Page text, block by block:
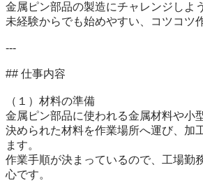
金属ピン部品の製造にチャレンジしよう
未経験からでも始めやすい、コツコツ
---
## 仕事内容
（１）材料の準備
金属ピン部品に使われる金属材料や小
決められた材料を作業場所へ運び、加
ます。
作業手順が決まっているので、工場勤
心です。